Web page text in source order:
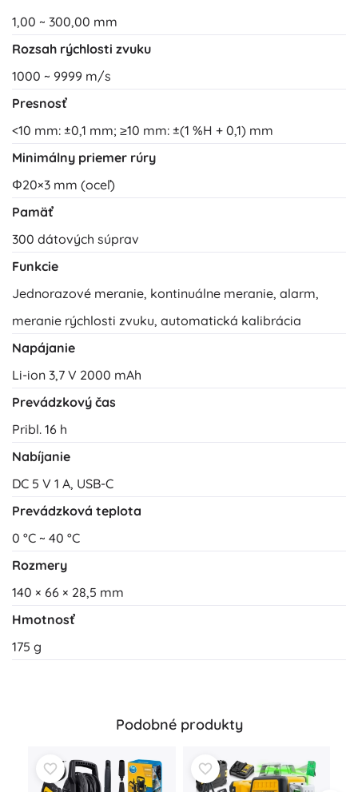
1,00 ~ 300,00 mm
Rozsah rýchlosti zvuku
1000 ~ 9999 m/s
Presnosť
<10 mm: ±0,1 mm; ≥10 mm: ±(1 %H + 0,1) mm
Minimálny priemer rúry
Φ20×3 mm (oceľ)
Pamäť
300 dátových súprav
Funkcie
Jednorazové meranie, kontinuálne meranie, alarm,
meranie rýchlosti zvuku, automatická kalibrácia
Napájanie
Li-ion 3,7 V 2000 mAh
Prevádzkový čas
Pribl. 16 h
Nabíjanie
DC 5 V 1 A, USB-C
Prevádzková teplota
0 °C ~ 40 °C
Rozmery
140 × 66 × 28,5 mm
Hmotnosť
175 g
Podobné produkty